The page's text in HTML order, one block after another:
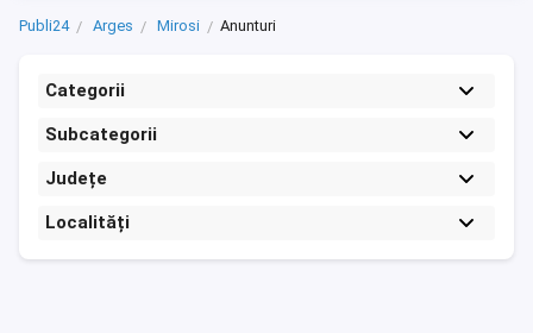
Publi24 Arges Mirosi Anunturi
Categorii
Subcategorii
Județe
Localități